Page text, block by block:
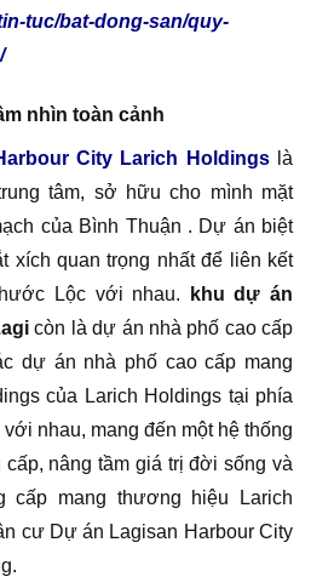
tuc/bat-dong-san/quy-
nhìn toàn cảnh
City Larich Holdingslà
tâm, sở hữu cho mình mặt
của Bình Thuận . Dự án biệt
xích quan trọng nhất để liên kết
Lộc với nhau.
khu dự án
còn là dự án nhà phố cao cấp
dự án nhà phố cao cấp mang
của Larich Holdings tại phía
nhau, mang đến một hệ thống
nâng tầm giá trị đời sống và
cấp mang thương hiệu Larich
cư Dự án Lagisan Harbour City